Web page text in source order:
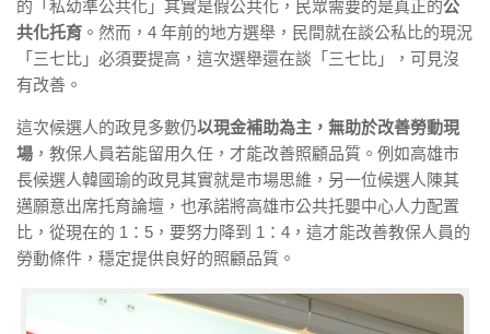
的「私幼準公共化」其實是假公共化，民眾需要的是真正的公
共化托育 。然而，4 年前的地方選舉，民間就在談公私比的現況
「三七比」必須要提高，這次選舉還在談「三七比」，可見沒
有改善。
這次候選人的政見多數仍以現金補助為主，無助於改善勞動現
場 ，教保人員若能留用久任，才能改善照顧品質。例如高雄市
長候選人韓國瑜的政見其實就是市場思維，另一位候選人陳其
邁願意出席托育論壇，也承諾將高雄市公共托嬰中心人力配置
比，從現在的 1：5，要努力降到 1：4，這才能改善教保人員的
勞動條件，穩定提供良好的照顧品質。